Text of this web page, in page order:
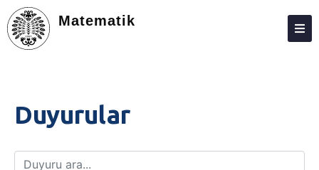
Matematik
FEDEK
Duyurular